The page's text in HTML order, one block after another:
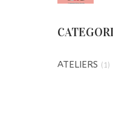
ATELIERS (1)